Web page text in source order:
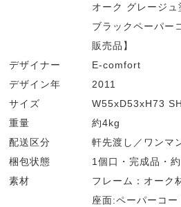
オーク グレージ
ブラックペーパー
販売品】
デザイナー
E-comfort
デザイン年
2011
サイズ
W55xD53xH73
重量
約4kg
配送区分
軒先渡し／ワンマ
梱包状態
1個口・完成品・
素材
フレーム：オーク
座面:ペーパーコー